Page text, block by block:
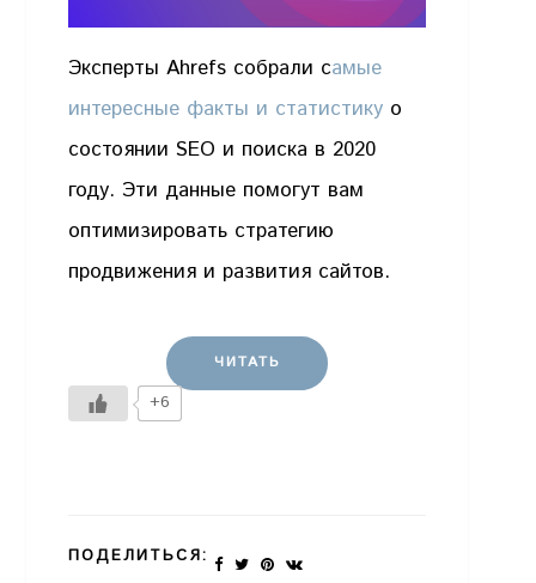
Эксперты Ahrefs собрали самые
интересные факты и статистику о
состоянии SEO и поиска в 2020
году. Эти данные помогут вам
оптимизировать стратегию
продвижения и развития сайтов.
ЧИТАТЬ
+6
ПОДЕЛИТЬСЯ: